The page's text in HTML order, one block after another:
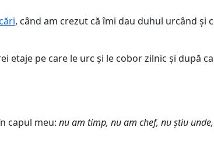
, când am crezut că îmi dau duhul urcând și
etaje pe care le urc și le cobor zilnic și după
capul meu: nu am timp, nu am chef, nu știu